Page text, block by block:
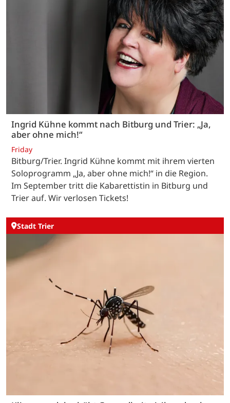
Ingrid Kühne kommt nach Bitburg und Trier: „Ja,
aber ohne mich!“
Friday
Bitburg/Trier. Ingrid Kühne kommt mit ihrem vierten
Soloprogramm „Ja, aber ohne mich!“ in die Region.
Im September tritt die Kabarettistin in Bitburg und
Trier auf. Wir verlosen Tickets!
Stadt Trier